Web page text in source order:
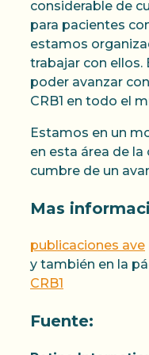
considerable de
para pacientes
estamos
trabajar con ellos.
poder avanzar
CRB1 en todo el
Estamos en un
en esta área de
cumbre de un
Mas
publicaciones ave
y también en la
CRB1
Fuente: